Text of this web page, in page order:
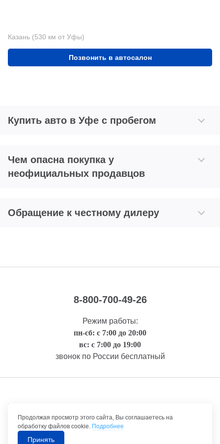
Казань (530 км от Уфы)
Позвонить в автосалон
Купить авто в Уфе с пробегом
Чем опасна покупка у
неофициальных продавцов
Обращение к честному дилеру
8-800-700-49-26
Режим работы:
пн-сб: с 7:00 до 20:00
вс: с 7:00 до 19:00
звонок по России бесплатный
Правовая информация
©1992-2026 ТрансТехСервис – продажа и обслуживание автомобилей.
Продолжая просмотр этого сайта, Вы соглашаетесь на
обработку файлов cookie. Подробнее
Принять